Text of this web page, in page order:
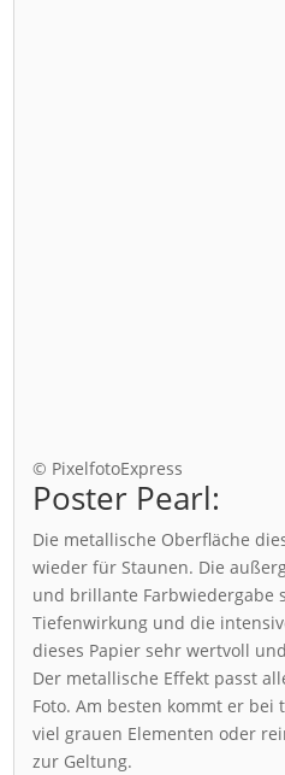
© PixelfotoExpress
Poster Pearl:
Die metallische Oberfläche
wieder für Staunen. Die
und brillante Farbwiedergabe
Tiefenwirkung und die
dieses Papier sehr wertvoll
Der metallische Effekt passt
Foto. Am besten kommt er
viel grauen Elementen oder
zur Geltung.